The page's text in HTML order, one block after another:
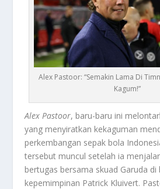
Alex Pastoor: “Semakin Lama Di
Kagum!”
Alex Pastoor, baru-baru ini
yang menyiratkan kekaguman
perkembangan sepak bola
tersebut muncul setelah ia
bertugas bersama skuad Garuda di
kepemimpinan Patrick Kluivert.